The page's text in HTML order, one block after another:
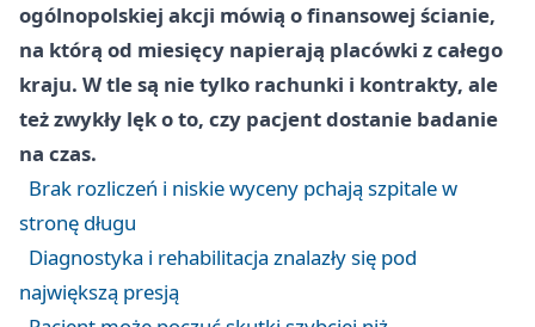
ogólnopolskiej akcji mówią o finansowej ścianie,
na którą od miesięcy napierają placówki z całego
kraju. W tle są nie tylko rachunki i kontrakty, ale
też zwykły lęk o to, czy pacjent dostanie badanie
na czas.
Brak rozliczeń i niskie wyceny pchają szpitale w
stronę długu
Diagnostyka i rehabilitacja znalazły się pod
największą presją